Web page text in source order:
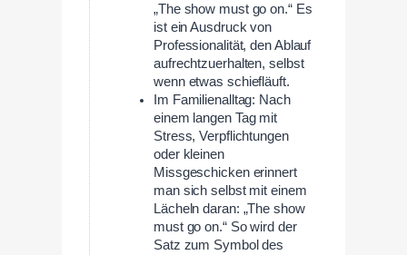
„The show must go on.“ Es
ist ein Ausdruck von
Professionalität, den Ablauf
aufrechtzuerhalten, selbst
wenn etwas schiefläuft.
Im Familienalltag: Nach
einem langen Tag mit
Stress, Verpflichtungen
oder kleinen
Missgeschicken erinnert
man sich selbst mit einem
Lächeln daran: „The show
must go on.“ So wird der
Satz zum Symbol des